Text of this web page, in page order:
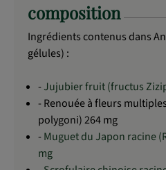
composition
Ingrédients contenus dans
gélules) :
-Jujubier fruit (fructus
- Renouée à fleurs
polygoni) 264 mg
- Muguet du Japon racine
mg